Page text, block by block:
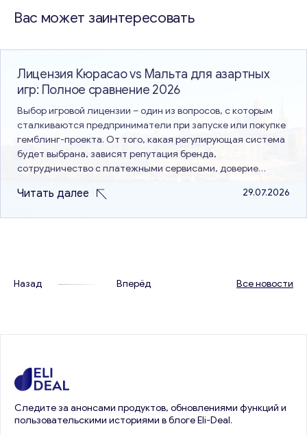
записям
Вас может заинтересовать
Лицензия Кюрасао vs Мальта для азартных
игр: Полное сравнение 2026
Выбор игровой лицензии – один из вопросов, с которым
сталкиваются предприниматели при запуске или покупке
гемблинг-проекта. От того, какая регулирующая система
будет выбрана, зависят репутация бренда,
сотрудничество с платежными сервисами, доверие
Именно поэтому сравнение лицензий Кюрасао и Мальты
Читать далее 29.07.2026
Назад Вперёд Все новости
Следите за анонсами продуктов, обновлениями функций и
пользовательскими историями в блоге Eli-Deal.